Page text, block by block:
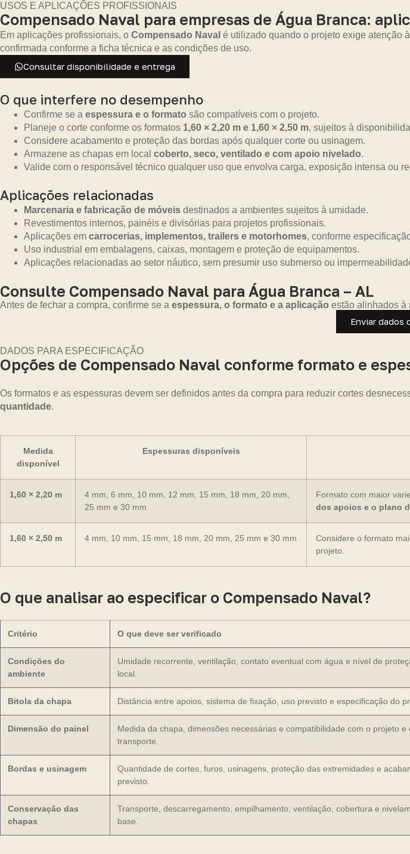
USOS E APLICAÇÕES PROFISSIONAIS
Compensado Naval para empresas de Água Branca:
Em aplicações profissionais, o Compensado Naval é utilizado quando o projeto exige atenção à
confirmada conforme a ficha técnica e as condições de uso.
Consultar disponibilidade e entrega
O que interfere no desempenho
Confirme se a espessura e o formato são compatíveis com o projeto.
Planeje o corte conforme os formatos 1,60 × 2,20 m e 1,60 × 2,50 m, sujeitos à
Considere acabamento e proteção das bordas após qualquer corte ou usinagem.
Armazene as chapas em local coberto, seco, ventilado e com apoio nivelado.
Valide com o responsável técnico qualquer uso que envolva carga, exposição intensa ou
Aplicações relacionadas
Marcenaria e fabricação de móveis destinados a ambientes sujeitos à umidade.
Revestimentos internos, painéis e divisórias para projetos profissionais.
Aplicações em carrocerias, implementos, trailers e motorhomes, conforme
Uso industrial em embalagens, caixas, montagem e proteção de equipamentos.
Aplicações relacionadas ao setor náutico, sem presumir uso submerso ou
Consulte Compensado Naval para Água Branca – AL
Antes de fechar a compra, confirme se a espessura, o formato e a aplicação estão alinhados à
Enviar dados
DADOS PARA ESPECIFICAÇÃO
Opções de Compensado Naval conforme formato e
Os formatos e as espessuras devem ser definidos antes da compra para reduzir cortes
quantidade.
Medida
disponível
Espessuras disponíveis
1,60 × 2,20 m
4 mm, 6 mm, 10 mm, 12 mm, 15 mm, 18 mm, 20 mm,
25 mm e 30 mm
Formato com maior
dos apoios e o plano
1,60 × 2,50 m 4 mm, 10 mm, 15 mm, 18 mm, 20 mm, 25 mm e 30 mm
Considere o formato
projeto.
O que analisar ao especificar o Compensado Naval?
Critério O que deve ser verificado
Condições do
ambiente
Umidade recorrente, ventilação, contato eventual com água e nível de
local.
Bitola da chapa Distância entre apoios, sistema de fixação, uso previsto e especificação do
Dimensão do painel
Medida da chapa, dimensões necessárias e compatibilidade com o projeto e
transporte.
Bordas e usinagem
Quantidade de cortes, furos, usinagens, proteção das extremidades e
previsto.
Conservação das
chapas
Transporte, descarregamento, empilhamento, ventilação, cobertura e
base.